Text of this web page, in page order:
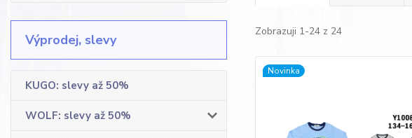
Výprodej, slevy
KUGO: slevy až 50%
WOLF: slevy až 50%
Zobrazuji 1-24 z 24
Novinka